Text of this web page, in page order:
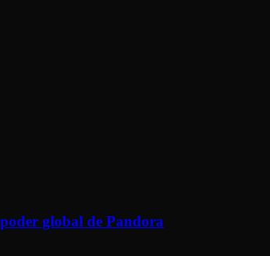
global de Pandora